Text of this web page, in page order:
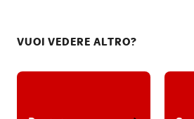
VUOI VEDERE ALTRO?